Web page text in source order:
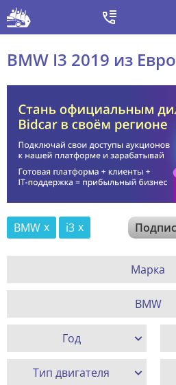
BMW I3 2019 из
BMW i3
Марка
BMW
Год
Тип двигателя